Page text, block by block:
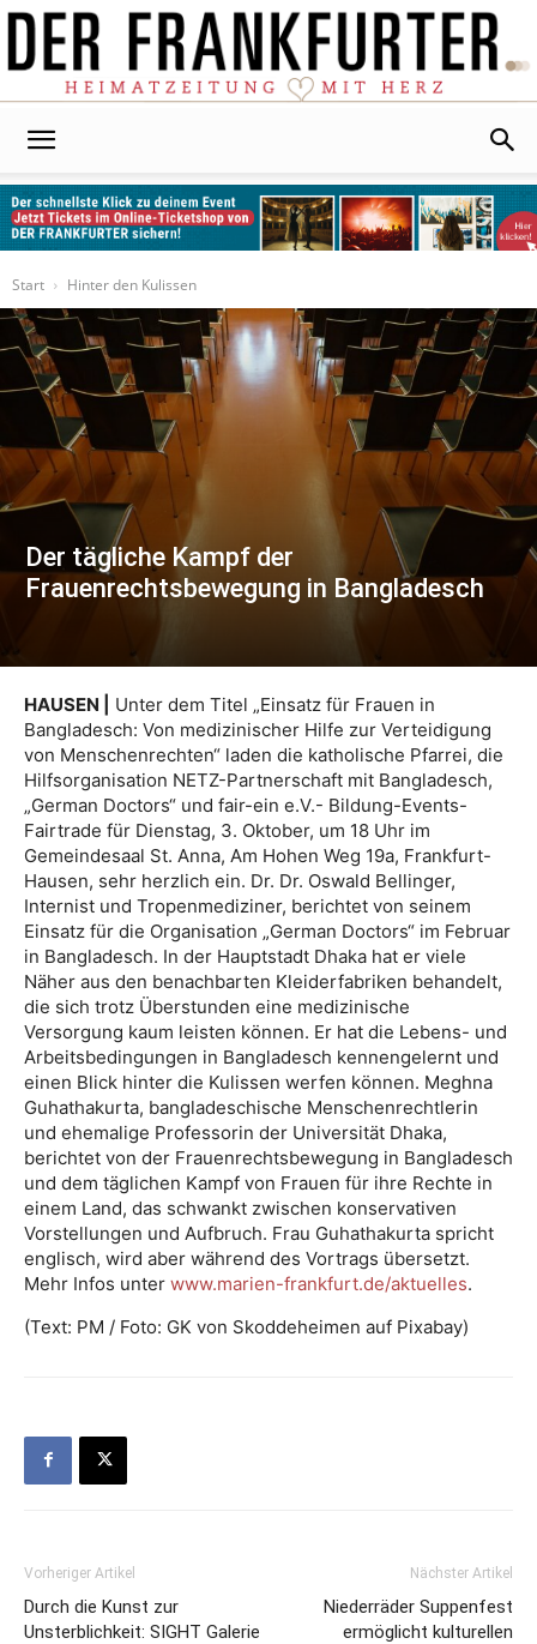
Start
Hinter den Kulissen
Der tägliche Kampf der
Frauenrechtsbewegung in Bangladesch
HAUSEN |
Unter dem Titel „Einsatz für Frauen in
Bangladesch: Von medizinischer Hilfe zur Verteidigung
von Menschenrechten“ laden die katholische Pfarrei, die
Hilfsorganisation NETZ-Partnerschaft mit Bangladesch,
„German Doctors“ und fair-ein e.V.- Bildung-Events-
Fairtrade für Dienstag, 3. Oktober, um 18 Uhr im
Gemeindesaal St. Anna, Am Hohen Weg 19a, Frankfurt-
Hausen, sehr herzlich ein. Dr. Dr. Oswald Bellinger,
Internist und Tropenmediziner, berichtet von seinem
Einsatz für die Organisation „German Doctors“ im Februar
in Bangladesch. In der Hauptstadt Dhaka hat er viele
Näher aus den benachbarten Kleiderfabriken behandelt,
die sich trotz Überstunden eine medizinische
Versorgung kaum leisten können. Er hat die Lebens- und
Arbeitsbedingungen in Bangladesch kennengelernt und
einen Blick hinter die Kulissen werfen können. Meghna
Guhathakurta, bangladeschische Menschenrechtlerin
und ehemalige Professorin der Universität Dhaka,
berichtet von der Frauenrechtsbewegung in Bangladesch
und dem täglichen Kampf von Frauen für ihre Rechte in
einem Land, das schwankt zwischen konservativen
Vorstellungen und Aufbruch. Frau Guhathakurta spricht
englisch, wird aber während des Vortrags übersetzt.
Mehr Infos unter www.marien-frankfurt.de/aktuelles.
(Text: PM / Foto: GK von Skoddeheimen auf Pixabay)
Vorheriger Artikel
Durch die Kunst zur
Unsterblichkeit: SIGHT Galerie
Nächster Artikel
Niederräder Suppenfest
ermöglicht kulturellen